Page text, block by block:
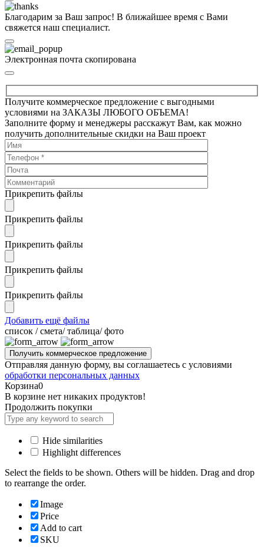
Благодарим за Ваш запрос! В ближайшее время с Вами
свяжется наш специалист.
Электронная почта скопирована
Получите коммерческое предложение с выгодными
условиями на ЗАКАЗЫ ЛЮБОГО ОБЪЕМА!
Заполните форму и менеджеры расскажут Вам, как можно
получить дополнительные скидки на Ваш проект
Прикрепить файлы
Прикрепить файлы
Прикрепить файлы
Прикрепить файлы
Прикрепить файлы
Добавить ещё файлы
cписок / смета/ таблица/ фото
Отправляя данную форму, вы соглашаетесь с условиями
обработки персональных данных
Корзина0
В корзине нет никаких продуктов!
Продолжить покупки
Hide similarities
Highlight differences
Select the fields to be shown. Others will be hidden. Drag and drop
to rearrange the order.
Image
Price
Add to cart
SKU